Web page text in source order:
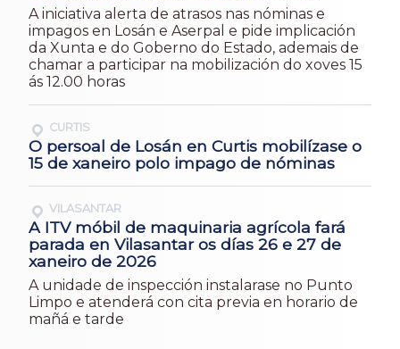
A iniciativa alerta de atrasos nas nóminas e
impagos en Losán e Aserpal e pide implicación
da Xunta e do Goberno do Estado, ademais de
chamar a participar na mobilización do xoves 15
ás 12.00 horas
CURTIS
O persoal de Losán en Curtis mobilízase o
15 de xaneiro polo impago de nóminas
VILASANTAR
A ITV móbil de maquinaria agrícola fará
parada en Vilasantar os días 26 e 27 de
xaneiro de 2026
A unidade de inspección instalarase no Punto
Limpo e atenderá con cita previa en horario de
mañá e tarde